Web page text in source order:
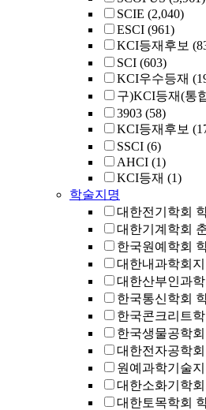
SCIE (2,040)
ESCI (961)
KCI등재후보
SCI (603)
KCI우수등재
구)KCI등재(통
3903 (58)
KCI등재후보
SSCI (6)
AHCI (1)
KCI등재 (1)
학술지명
대한전기학회
대한기계학회
한국원예학회
대한내과학회지
대한산부인과
한국통신학회
한국콘크리트
한국생물공학
대한전자공학
원예과학기술지
대한소화기학회
대한토목학회